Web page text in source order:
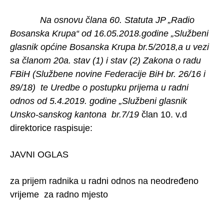
Na osnovu člana 60. Statuta JP „Radio
Bosanska Krupa“ od 16.05.2018.godine „Službeni
glasnik općine Bosanska Krupa br.5/2018,a u vezi
sa članom 20a. stav (1) i stav (2) Zakona o radu
FBiH (Službene novine Federacije BiH br. 26/16 i
89/18) te Uredbe o postupku prijema u radni
odnos od 5.4.2019. godine „Službeni glasnik
Unsko-sanskog kantona br.7/19 član 10. v.d
direktorice raspisuje:
JAVNI OGLAS
za prijem radnika u radni odnos na neodređeno
vrijeme za radno mjesto